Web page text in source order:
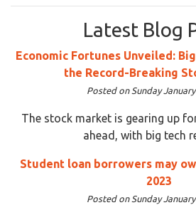
Latest Blog
Economic Fortunes Unveiled:
the Record-Breaking
Posted on Sunday
The stock market is gearing up
ahead, with big tech
Student loan borrowers may
2023
Posted on Sunday